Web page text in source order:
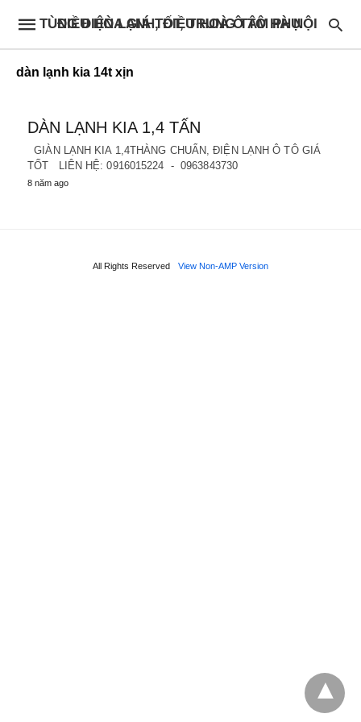
ĐIỀU HÒA GIÁ TỐT, TRUNG TÂM PHỤ TÙNG ĐIỆN LẠNH, ĐIỀU HOÀ Ô TÔ HÀ NỘI
dàn lạnh kia 14t xịn
DÀN LẠNH KIA 1,4 TẤN
GIÀN LẠNH KIA 1,4THÀNG CHUẨN, ĐIỆN LẠNH Ô TÔ GIÁ
TỐT LIÊN HỆ: 0916015224 - 0963843730
8 năm ago
All Rights Reserved View Non-AMP Version